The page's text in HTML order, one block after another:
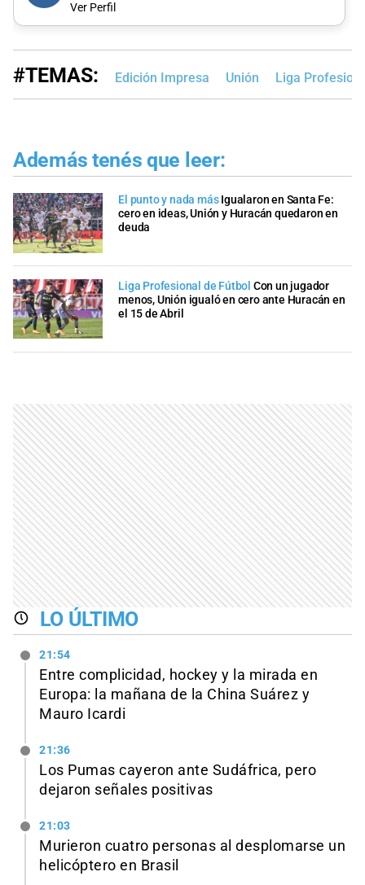
Ver Perfil
#TEMAS: Edición Impresa Unión Liga
Además tenés que leer:
El punto y nada más Igualaron en Santa Fe:
cero en ideas, Unión y Huracán quedaron en
deuda
Liga Profesional de Fútbol Con un jugador
menos, Unión igualó en cero ante Huracán en
el 15 de Abril
LO ÚLTIMO
21:54
Entre complicidad, hockey y la mirada en
Europa: la mañana de la China Suárez y
Mauro Icardi
21:36
Los Pumas cayeron ante Sudáfrica, pero
dejaron señales positivas
21:03
Murieron cuatro personas al desplomarse un
helicóptero en Brasil